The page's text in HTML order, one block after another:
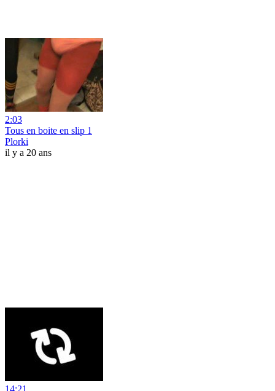
2:03
Tous en boite en slip 1
Plorki
il y a 20 ans